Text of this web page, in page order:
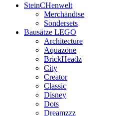
SteinCHenwelt
Merchandise
Sondersets
Bausätze LEGO
Architecture
Aquazone
BrickHeadz
City
Creator
Classic
Disney
Dots
Dreamzzz